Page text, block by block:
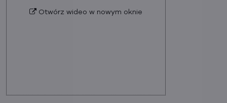
Otwórz wideo w nowym oknie